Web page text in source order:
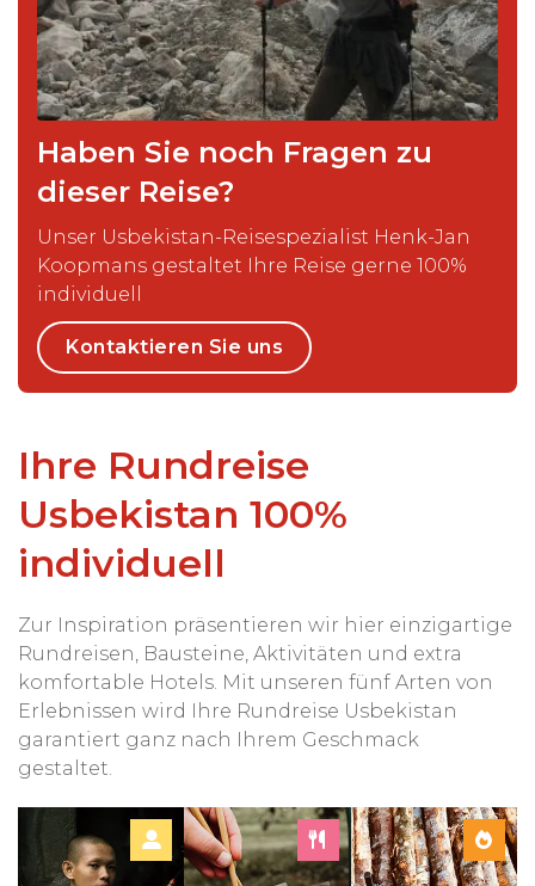
Haben Sie noch Fragen zu
dieser Reise?
Unser Usbekistan-Reisespezialist Henk-Jan
Koopmans gestaltet Ihre Reise gerne 100%
individuell
Kontaktieren Sie uns
Ihre Rundreise
Usbekistan 100%
individuell
Zur Inspiration präsentieren wir hier einzigartige
Rundreisen, Bausteine, Aktivitäten und extra
komfortable Hotels. Mit unseren fünf Arten von
Erlebnissen wird Ihre Rundreise Usbekistan
garantiert ganz nach Ihrem Geschmack
gestaltet.